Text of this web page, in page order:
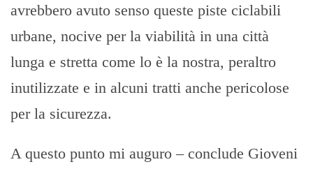
avrebbero avuto senso queste piste ciclabili
urbane, nocive per la viabilità in una città
lunga e stretta come lo è la nostra, peraltro
inutilizzate e in alcuni tratti anche pericolose
per la sicurezza.
A questo punto mi auguro – conclude Gioveni